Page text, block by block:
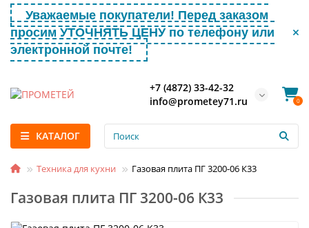
Уважаемые покупатели! Перед заказом
просим УТОЧНЯТЬ ЦЕНУ по телефону или
электронной почте!
+7 (4872) 33-42-32
info@prometey71.ru
0
КАТАЛОГ
Техника для кухни Газовая плита ПГ 3200-06 К33
Газовая плита ПГ 3200-06 К33